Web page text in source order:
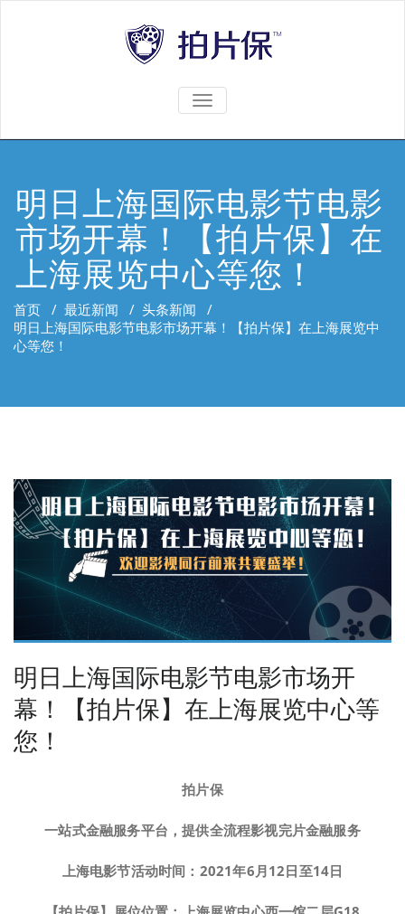
TOGGLE
明日上海国际电影节电影
市场开幕！【拍片保】在
上海展览中心等您！
首页 / 最近新闻 / 头条新闻 /
明日上海国际电影节电影市场开幕！【拍片保】在上海展览中
心等您！
明日上海国际电影节电影市场开
幕！【拍片保】在上海展览中心等
您！
拍片保
一站式金融服务平台，提供全流程影视完片金融服务
上海电影节活动时间： 2021年6 月12日至14日